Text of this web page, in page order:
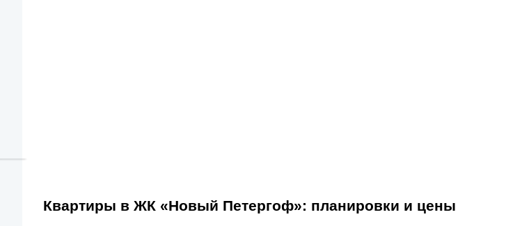
Квартиры в ЖК «Новый Петергоф»: планировки и цены